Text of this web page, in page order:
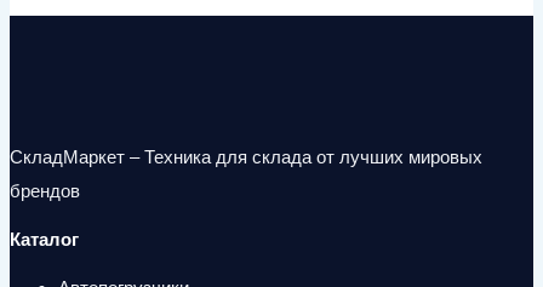
СкладМаркет – Техника для склада от лучших мировых
брендов
Каталог